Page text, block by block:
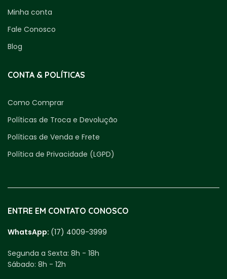
Minha conta
Fale Conosco
Blog
CONTA & POLÍTICAS
Como Comprar
Políticas de Troca e Devolução
Políticas de Venda e Frete
Política de Privacidade (LGPD)
ENTRE EM CONTATO CONOSCO
WhatsApp: (17) 4009-3999
Segunda a Sexta: 8h - 18h
Sábado: 8h - 12h